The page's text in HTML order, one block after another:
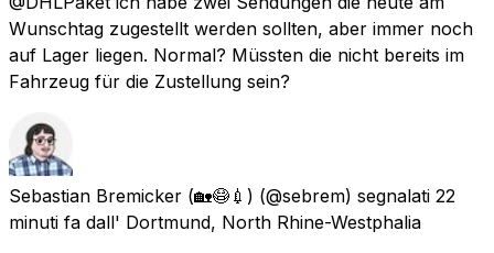
Wunschtag zugestellt werden sollten, aber immer noch
auf Lager liegen. Normal? Müssten die nicht bereits im
Fahrzeug für die Zustellung sein?
Sebastian Bremicker (🏡😷💉) (@sebrem) segnalati 22
minuti fa dall' Dortmund, North Rhine-Westphalia